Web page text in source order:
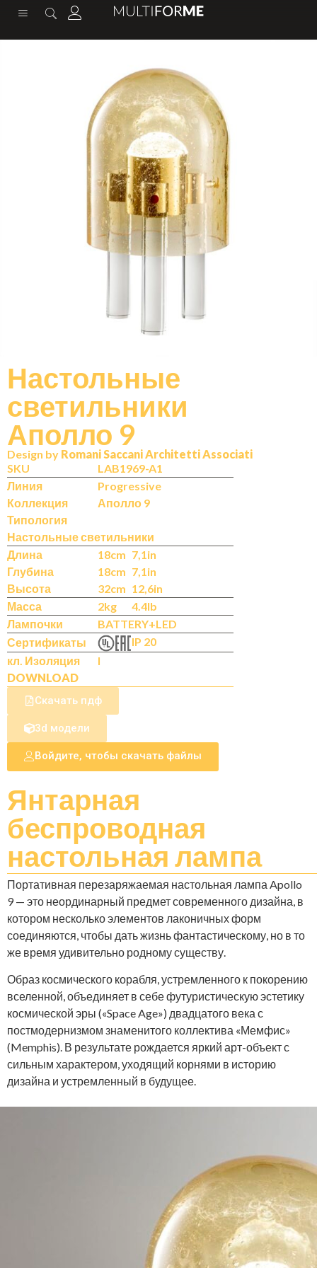
содержимому
IT
Аполло 9
Design by Romani Saccani Architetti Associati
Настольные
светильники
SKU
LAB1969-A1
Линия
Progressive
Коллекция
Аполло 9
Типология
Настольные светильники
Длина
18cm 7,1in
Глубина
18cm 7,1in
Высота
32cm 12,6in
Масса
2kg
4.4lb
Лампочки
BATTERY+LED
Сертификаты
IP 20
кл. Изоляция
I
DOWNLOAD
Скачать пдф
3d модели
Войдите, чтобы скачать файлы
Янтарная
беспроводная
настольная лампа
Портативная перезаряжаемая настольная лампа Apollo
9 — это неординарный предмет современного дизайна, в
котором несколько элементов лаконичных форм
соединяются, чтобы дать жизнь фантастическому, но в то
же время удивительно родному существу.
Образ космического корабля, устремленного к покорению
вселенной, объединяет в себе футуристическую эстетику
космической эры («Space Age») двадцатого века с
постмодернизмом знаменитого коллектива «Мемфис»
(Memphis). В результате рождается яркий арт-объект с
сильным характером, уходящий корнями в историю
дизайна и устремленный в будущее.